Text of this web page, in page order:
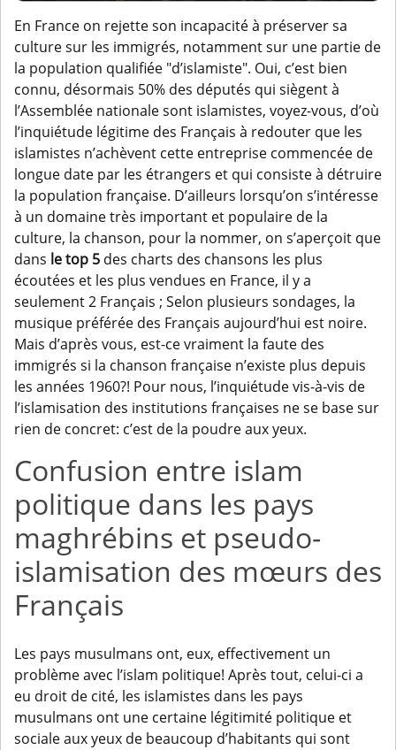
En France on rejette son incapacité à préserver sa
culture sur les immigrés, notamment sur une partie de
la population qualifiée "d’islamiste". Oui, c’est bien
connu, désormais 50% des députés qui siègent à
l’Assemblée nationale sont islamistes, voyez-vous, d’où
l’inquiétude légitime des Français à redouter que les
islamistes n’achèvent cette entreprise commencée de
longue date par les étrangers et qui consiste à détruire
la population française. D’ailleurs lorsqu’on s’intéresse
à un domaine très important et populaire de la
culture, la chanson, pour la nommer, on s’aperçoit que
dans le top 5 des charts des chansons les plus
écoutées et les plus vendues en France, il y a
seulement 2 Français ; Selon plusieurs sondages, la
musique préférée des Français aujourd’hui est noire.
Mais d’après vous, est-ce vraiment la faute des
immigrés si la chanson française n’existe plus depuis
les années 1960?! Pour nous, l’inquiétude vis-à-vis de
l’islamisation des institutions françaises ne se base sur
rien de concret: c’est de la poudre aux yeux.
Confusion entre islam
politique dans les pays
maghrébins et pseudo-
islamisation des mœurs des
Français
Les pays musulmans ont, eux, effectivement un
problème avec l’islam politique! Après tout, celui-ci a
eu droit de cité, les islamistes dans les pays
musulmans ont une certaine légitimité politique et
sociale aux yeux de beaucoup d’habitants qui sont